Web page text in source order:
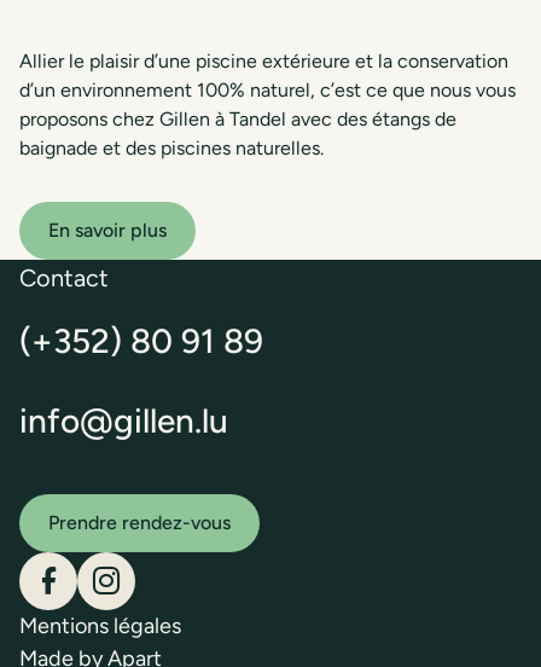
Allier le plaisir d’une piscine extérieure et la conservation
d’un environnement 100% naturel, c’est ce que nous vous
proposons chez Gillen à Tandel avec des étangs de
baignade et des piscines naturelles.
En savoir plus
Contact
(+352) 80 91 89
info@gillen.lu
Prendre rendez-vous
Gillen sur Facebook
Gillen sur Instagram
Mentions légales
Made by Apart